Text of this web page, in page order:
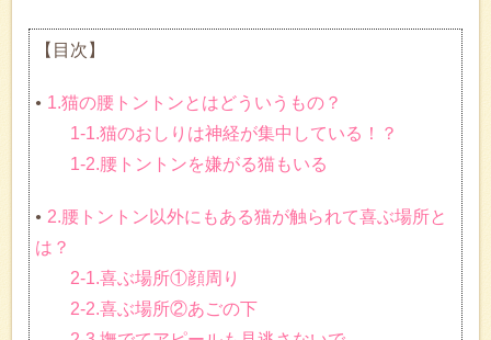
【目次】
1.猫の腰トントンとはどういうもの？
1-1.猫のおしりは神経が集中している！？
1-2.腰トントンを嫌がる猫もいる
2.腰トントン以外にもある猫が触られて喜ぶ場所と
は？
2-1.喜ぶ場所①顔周り
2-2.喜ぶ場所②あごの下